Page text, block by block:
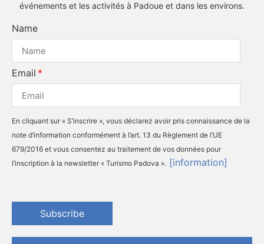
événements et les activités à Padoue et dans les environs.
Name
Email
En cliquant sur « S’inscrire », vous déclarez avoir pris connaissance de la
note d’information conformément à l’art. 13 du Règlement de l’UE
679/2016 et vous consentez au traitement de vos données pour
l’inscription à la newsletter « Turismo Padova ». [information]
Subscribe